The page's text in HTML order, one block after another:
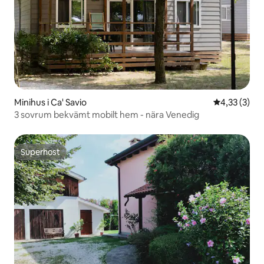
Minihus i Ca' Savio 4,33 av 5 i
4,33 (3)
3 sovrum bekvämt mobilt hem - nära Venedig
Superhost
Superhost